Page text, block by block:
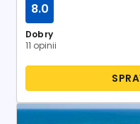
Dobry
11 opinii
8.0